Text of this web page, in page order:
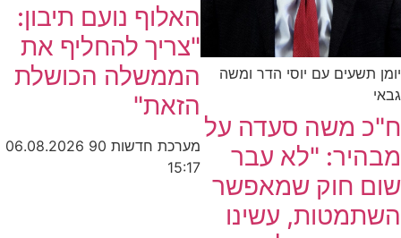
יומן תשעים עם יוסי הדר ומשה
גבאי
ח"כ משה סעדה על
מבהיר: "לא עבר
שום חוק שמאפשר
השתמטות, עשינו
האלוף נועם תיבון:
"צריך להחליף את
הממשלה הכושלת
הזאת"
מערכת חדשות 90
06.08.2026
15:17